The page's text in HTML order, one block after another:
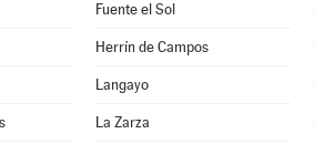
Fuente el Sol
Herrín de Campos
Langayo
La Zarza